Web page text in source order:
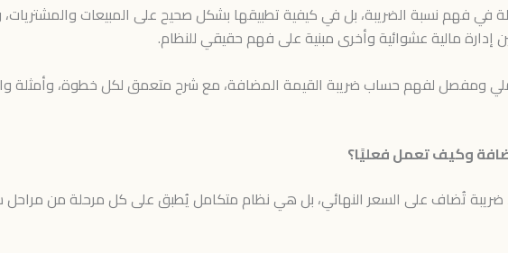
في فهم نسبة الضريبة، بل في كيفية تطبيقها بشكل صحيح على المبيعات والمشتريات،
إدارة مالية عشوائية وأخرى مبنية على فهم حقيقي للنظام.
ومفصل لفهم حساب ضريبة القيمة المضافة، مع شرح متعمق لكل خطوة، وأمثلة
وكيف تعمل فعليًا؟
تُضاف على السعر النهائي، بل هي نظام متكامل يُطبق على كل مرحلة من مراحل